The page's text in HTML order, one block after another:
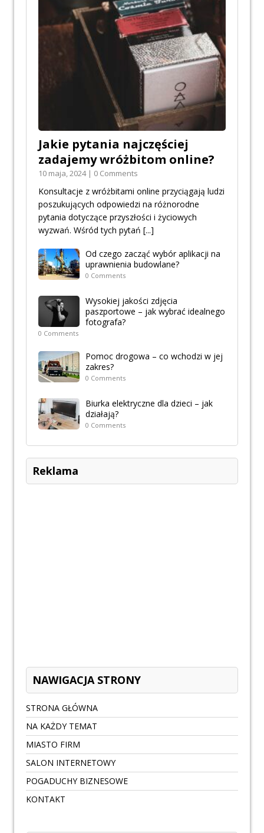
Jakie pytania najczęściej
zadajemy wróżbitom online?
10 maja, 2024 | 0 Comments
Konsultacje z wróżbitami online przyciągają ludzi
poszukujących odpowiedzi na różnorodne
pytania dotyczące przyszłości i życiowych
wyzwań. Wśród tych pytań [...]
Od czego zacząć wybór aplikacji na
uprawnienia budowlane?
0 Comments
Wysokiej jakości zdjęcia
paszportowe – jak wybrać idealnego
fotografa?
0 Comments
Pomoc drogowa – co wchodzi w jej
zakres?
0 Comments
Biurka elektryczne dla dzieci – jak
działają?
0 Comments
Reklama
NAWIGACJA STRONY
STRONA GŁÓWNA
NA KAŻDY TEMAT
MIASTO FIRM
SALON INTERNETOWY
POGADUCHY BIZNESOWE
KONTAKT